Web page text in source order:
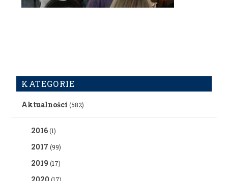
KATEGORIE
Aktualności (582)
2016(1)
2017 (99)
2019 (17)